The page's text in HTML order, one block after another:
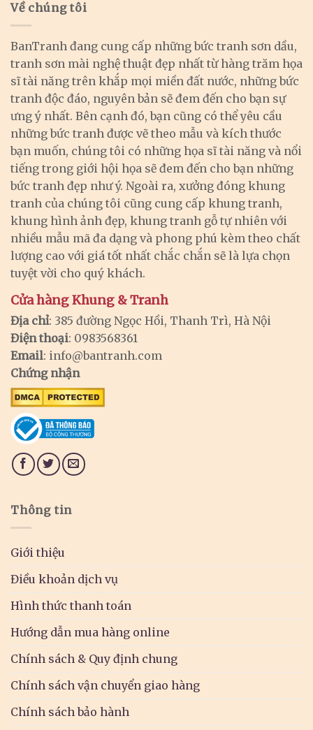
Về chúng tôi
BanTranh đang cung cấp những bức tranh sơn dầu,
tranh sơn mài nghệ thuật đẹp nhất từ hàng trăm họa
sĩ tài năng trên khắp mọi miền đất nước, những bức
tranh độc đáo, nguyên bản sẽ đem đến cho bạn sự
ưng ý nhất. Bên cạnh đó, bạn cũng có thể yêu cầu
những bức tranh được vẽ theo mẫu và kích thước
bạn muốn, chúng tôi có những họa sĩ tài năng và nổi
tiếng trong giới hội họa sẽ đem đến cho bạn những
bức tranh đẹp như ý. Ngoài ra, xưởng đóng khung
tranh của chúng tôi cũng cung cấp khung tranh,
khung hình ảnh đẹp, khung tranh gỗ tự nhiên với
nhiều mẫu mã đa dạng và phong phú kèm theo chất
lượng cao với giá tốt nhất chắc chắn sẽ là lựa chọn
tuyệt vời cho quý khách.
Cửa hàng Khung & Tranh
Địa chỉ: 385 đường Ngọc Hồi, Thanh Trì, Hà Nội
Điện thoại: 0983568361
Email: info@bantranh.com
Chứng nhận
Thông tin
Giới thiệu
Điều khoản dịch vụ
Hình thức thanh toán
Hướng dẫn mua hàng online
Chính sách & Quy định chung
Chính sách vận chuyển giao hàng
Chính sách bảo hành